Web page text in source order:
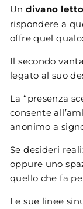
Undivano
rispondere a
offre quel
Il secondo
legato al suo
La “presenza
consente
anonimo a
Se desideri
oppure uno
quello che fa
Le sue linee